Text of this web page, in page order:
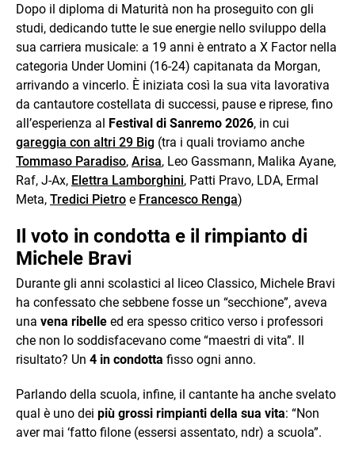
Dopo il diploma di Maturità non ha proseguito con gli
studi, dedicando tutte le sue energie nello sviluppo della
sua carriera musicale: a 19 anni è entrato a X Factor nella
categoria Under Uomini (16-24) capitanata da Morgan,
arrivando a vincerlo. È iniziata così la sua vita lavorativa
da cantautore costellata di successi, pause e riprese, fino
all’esperienza al Festival di Sanremo 2026, in cui
gareggia con altri 29 Big (tra i quali troviamo anche
Tommaso Paradiso, Arisa, Leo Gassmann, Malika Ayane,
Raf, J-Ax, Elettra Lamborghini, Patti Pravo, LDA, Ermal
Meta, Tredici Pietro e Francesco Renga)
Il voto in condotta e il rimpianto di
Michele Bravi
Durante gli anni scolastici al liceo Classico, Michele Bravi
ha confessato che sebbene fosse un “secchione”, aveva
una vena ribelle ed era spesso critico verso i professori
che non lo soddisfacevano come “maestri di vita”. Il
risultato? Un 4 in condotta fisso ogni anno.
Parlando della scuola, infine, il cantante ha anche svelato
qual è uno dei più grossi rimpianti della sua vita: “Non
aver mai ‘fatto filone (essersi assentato, ndr) a scuola”.